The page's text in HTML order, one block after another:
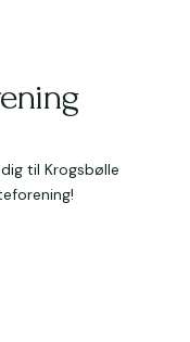
til Krogsbølle